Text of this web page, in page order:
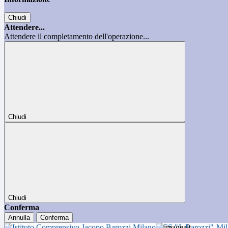
Chiudi
Attendere...
Attendere il completamento dell'operazione...
Chiudi
Chiudi
Conferma
Annulla Conferma